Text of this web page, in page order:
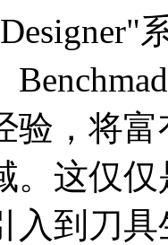
验，将
。这仅仅
入到刀具